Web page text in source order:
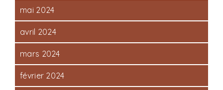
mai 2024
avril 2024
mars 2024
février 2024